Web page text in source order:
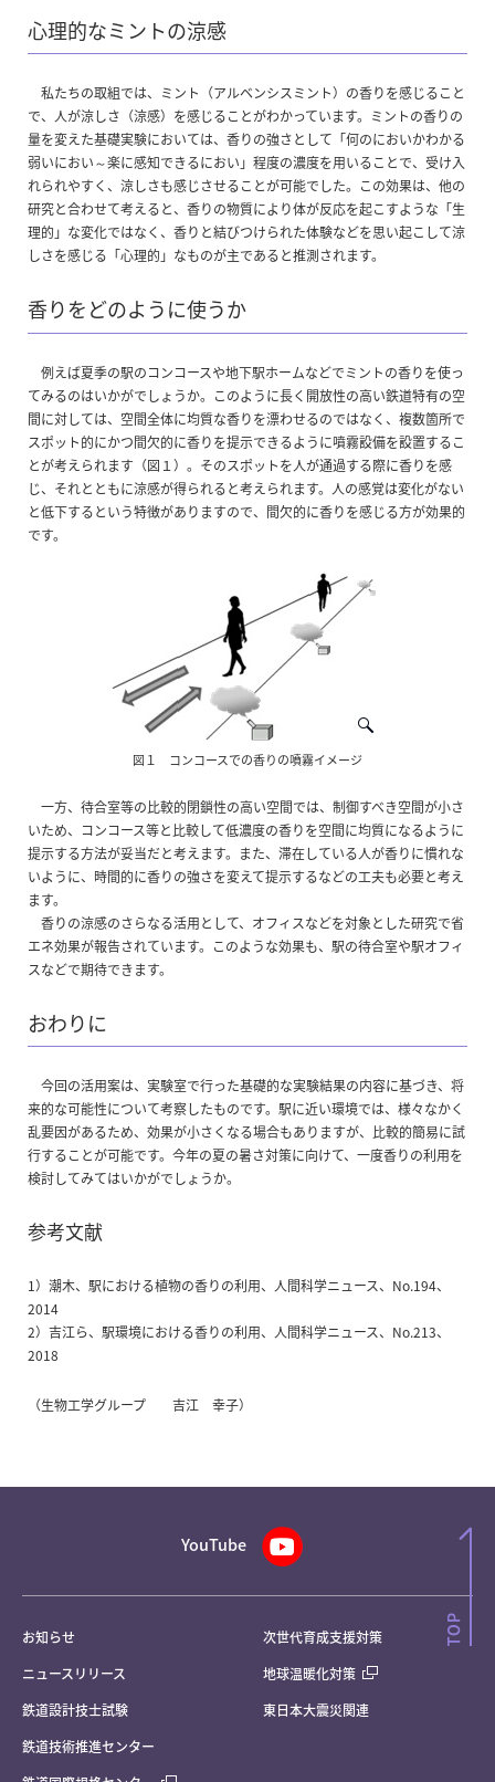
心理的なミントの涼感
私たちの取組では、ミント（アルベンシスミント）の香りを感じること
で、人が涼しさ（涼感）を感じることがわかっています。ミントの香りの
量を変えた基礎実験においては、香りの強さとして「何のにおいかわかる
弱いにおい～楽に感知できるにおい」程度の濃度を用いることで、受け入
れられやすく、涼しさも感じさせることが可能でした。この効果は、他の
研究と合わせて考えると、香りの物質により体が反応を起こすような「生
理的」な変化ではなく、香りと結びつけられた体験などを思い起こして涼
しさを感じる「心理的」なものが主であると推測されます。
香りをどのように使うか
例えば夏季の駅のコンコースや地下駅ホームなどでミントの香りを使っ
てみるのはいかがでしょうか。このように長く開放性の高い鉄道特有の空
間に対しては、空間全体に均質な香りを漂わせるのではなく、複数箇所で
スポット的にかつ間欠的に香りを提示できるように噴霧設備を設置するこ
とが考えられます（図１）。そのスポットを人が通過する際に香りを感
じ、それとともに涼感が得られると考えられます。人の感覚は変化がない
と低下するという特徴がありますので、間欠的に香りを感じる方が効果的
です。
図１ コンコースでの香りの噴霧イメージ
一方、待合室等の比較的閉鎖性の高い空間では、制御すべき空間が小さ
いため、コンコース等と比較して低濃度の香りを空間に均質になるように
提示する方法が妥当だと考えます。また、滞在している人が香りに慣れな
いように、時間的に香りの強さを変えて提示するなどの工夫も必要と考え
ます。
香りの涼感のさらなる活用として、オフィスなどを対象とした研究で省
エネ効果が報告されています。このような効果も、駅の待合室や駅オフィ
スなどで期待できます。
おわりに
今回の活用案は、実験室で行った基礎的な実験結果の内容に基づき、将
来的な可能性について考察したものです。駅に近い環境では、様々なかく
乱要因があるため、効果が小さくなる場合もありますが、比較的簡易に試
行することが可能です。今年の夏の暑さ対策に向けて、一度香りの利用を
検討してみてはいかがでしょうか。
参考文献
1）潮木、駅における植物の香りの利用、人間科学ニュース、No.194、
2014
2）吉江ら、駅環境における香りの利用、人間科学ニュース、No.213、
2018
（生物工学グループ 吉江 幸子）
YouTube
お知らせ
ニュースリリース
鉄道設計技士試験
鉄道技術推進センター
次世代育成支援対策
地球温暖化対策
東日本大震災関連